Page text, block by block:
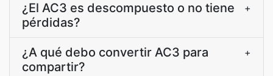
¿El AC3 es descompuesto o no tiene
pérdidas?
+
¿A qué debo convertir AC3 para
compartir?
+